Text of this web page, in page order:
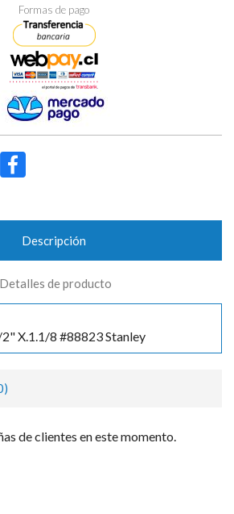
Formas de pago
WhatsApp
Descripción
Detalles de producto
X.1.1/8 #88823 Stanley
de clientes en este momento.